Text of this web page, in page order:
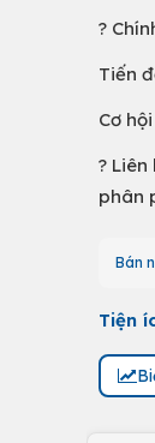
?
Tiến
Cơ
?
phân
Bán
Tiện